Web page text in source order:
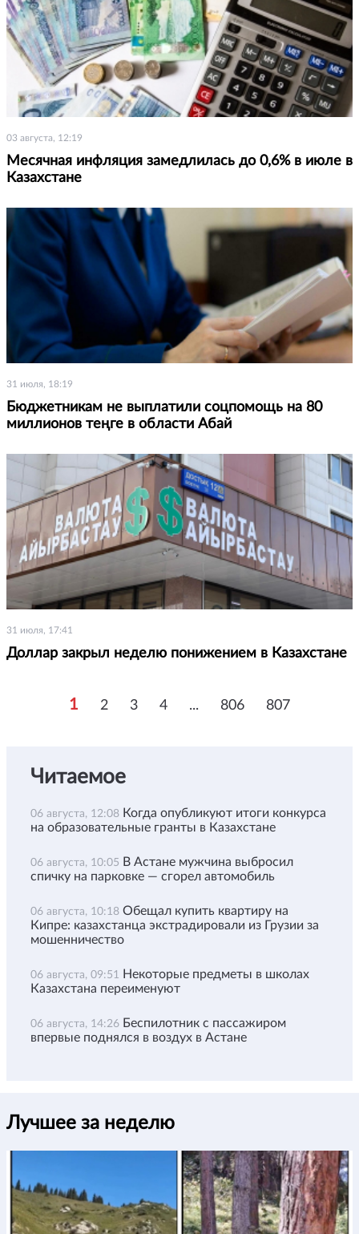
03 августа, 12:19
Месячная инфляция замедлилась до 0,6% в июле в
Казахстане
31 июля, 18:19
Бюджетникам не выплатили соцпомощь на 80
миллионов теңге в области Абай
31 июля, 17:41
Доллар закрыл неделю понижением в Казахстане
1 2 3 4 ... 806 807
Читаемое
06 августа, 12:08 Когда опубликуют итоги конкурса
на образовательные гранты в Казахстане
06 августа, 10:05 В Астане мужчина выбросил
спичку на парковке — сгорел автомобиль
06 августа, 10:18 Обещал купить квартиру на
Кипре: казахстанца экстрадировали из Грузии за
мошенничество
06 августа, 09:51
Некоторые предметы в школах
Казахстана переименуют
06 августа, 14:26 Беспилотник с пассажиром
впервые поднялся в воздух в Астане
Лучшее за неделю